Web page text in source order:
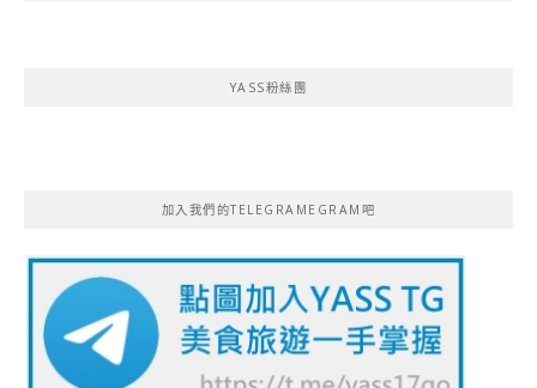
YASS粉絲團
加入我們的TELEGRAMEGRAM吧